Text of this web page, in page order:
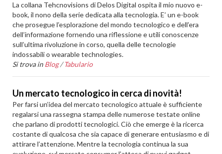
La collana Tehcnovisions di Delos Digital ospita il mio nuovo e-
book, il nono della serie dedicata alla tecnologia. E’ un e-book
che prosegue l’esplorazione del mondo tecnologico e dell’era
dell’informazione fornendo una riflessione e utili conoscenze
sull’ultima rivoluzione in corso, quella delle tecnologie
indossabili o wearable technologies.
Si trova in Blog /Tabulario
Un mercato tecnologico in cerca di novità!
Per farsi un’idea del mercato tecnologico attuale è sufficiente
regalarsi una rassegna stampa delle numerose testate online
che parlano di prodotti tecnologici. Ciò che emerge è la ricerca
costante di qualcosa che sia capace di generare entusiasmo e di
attirare l’attenzione. Mentre la tecnologia continua la sua